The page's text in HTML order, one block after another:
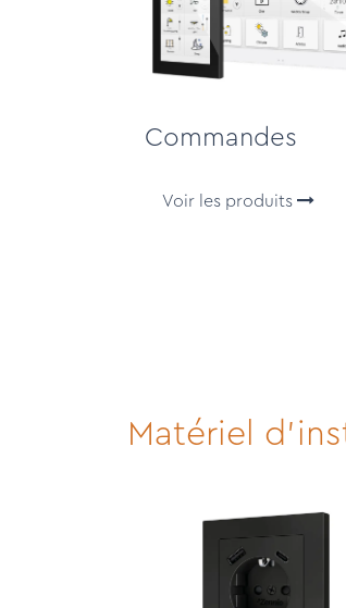
Commandes
Voir les produits
Matériel